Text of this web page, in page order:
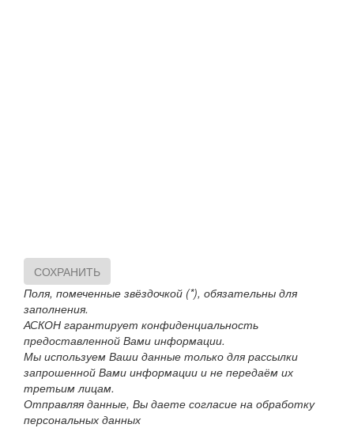
СОХРАНИТЬ
Поля, помеченные звёздочкой (*), обязательны для
заполнения.
АСКОН гарантирует конфиденциальность
предоставленной Вами информации.
Мы используем Ваши данные только для рассылки
запрошенной Вами информации и не передаём их
третьим лицам.
Отправляя данные, Вы даете согласие на обработку
персональных данных